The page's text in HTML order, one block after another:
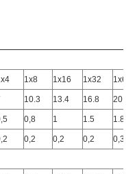
1x8 1x16 1x32 1x64
10.3 13.4 16.8 20
0,8 1 1.5 1.8
0,2 0,2 0,2 0,3